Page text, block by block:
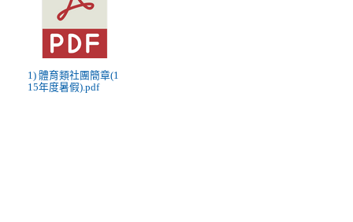
1) 體育類社團簡章(1
15年度暑假).pdf